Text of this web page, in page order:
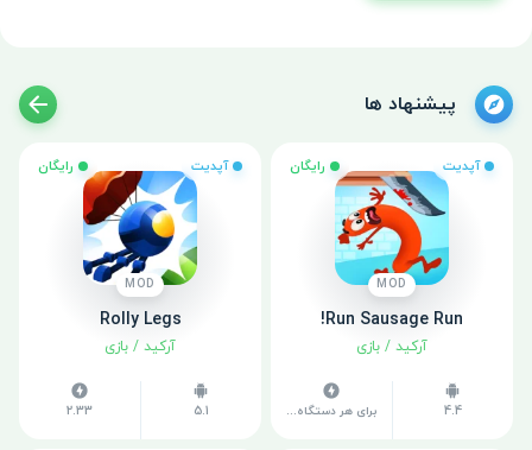
پیشنهاد ها
آپدیت رایگان
MOD
Run Sausage Run!
آرکید / بازی
4.4 برای هر دستگاه متفاوت است
آپدیت رایگان
MOD
Rolly Legs
آرکید / بازی
5.1
2.33